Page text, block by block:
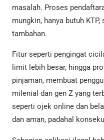
masalah. Proses
mungkin, hanya butuh
tambahan.
Fitur seperti pengingat
limit lebih besar, hingga
pinjaman, membuat
milenial dan gen Z yang
seperti ojek online dan
dan aman, padahal